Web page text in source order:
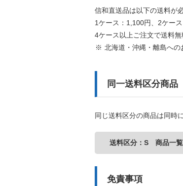
信和直送品は以下の送料が
1ケース：1,100円、2ケー
4ケース以上ご注文で送料無
北海道・沖縄・離島への
同一送料区分商品
同じ送料区分の商品は同時
送料区分：S 商品一
免責事項